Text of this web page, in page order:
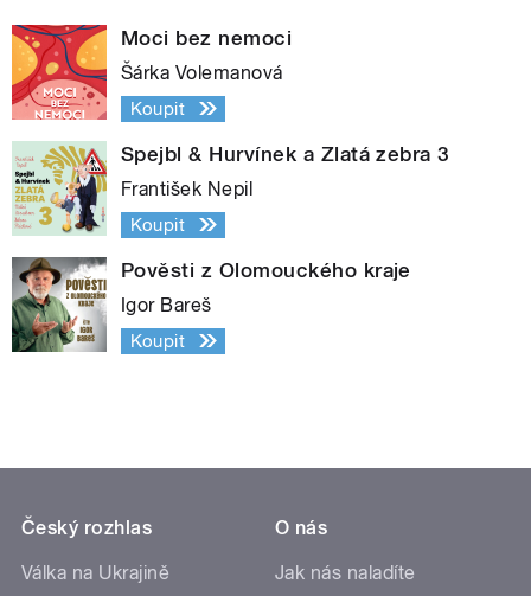
Moci bez nemoci
Šárka Volemanová
Koupit
Spejbl & Hurvínek a Zlatá zebra 3
František Nepil
Koupit
Pověsti z Olomouckého kraje
Igor Bareš
Koupit
Český rozhlas
Válka na Ukrajině
O nás
Jak nás naladíte